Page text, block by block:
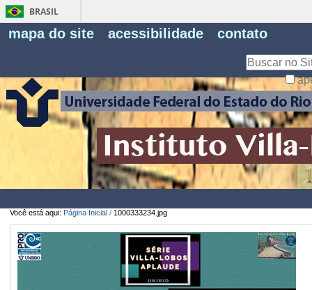
BRASIL
mapa do site acessibilidade contato
Você está aqui: Página Inicial / 1000333234.jpg